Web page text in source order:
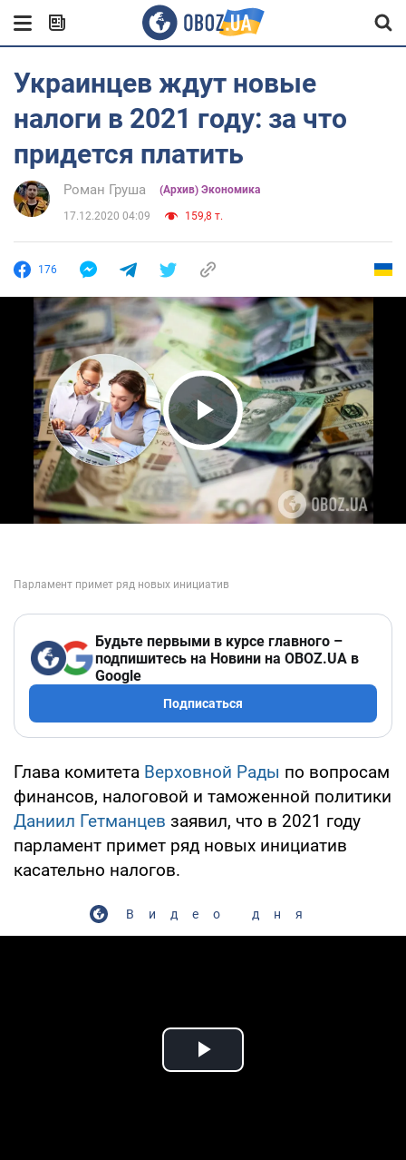
Украинцев ждут новые
налоги в 2021 году: за что
придется платить
Роман Груша (Архив) Экономика
17.12.2020 04:09 159,8 т.
176
Play Video
Будьте первыми в курсе главного –
подпишитесь на Новини на OBOZ.UA в
Google
Подписаться
Глава комитета Верховной Рады по вопросам
финансов, налоговой и таможенной политики
Даниил Гетманцев заявил, что в 2021 году
парламент примет ряд новых инициатив
касательно налогов.
Видео дня
Play Video